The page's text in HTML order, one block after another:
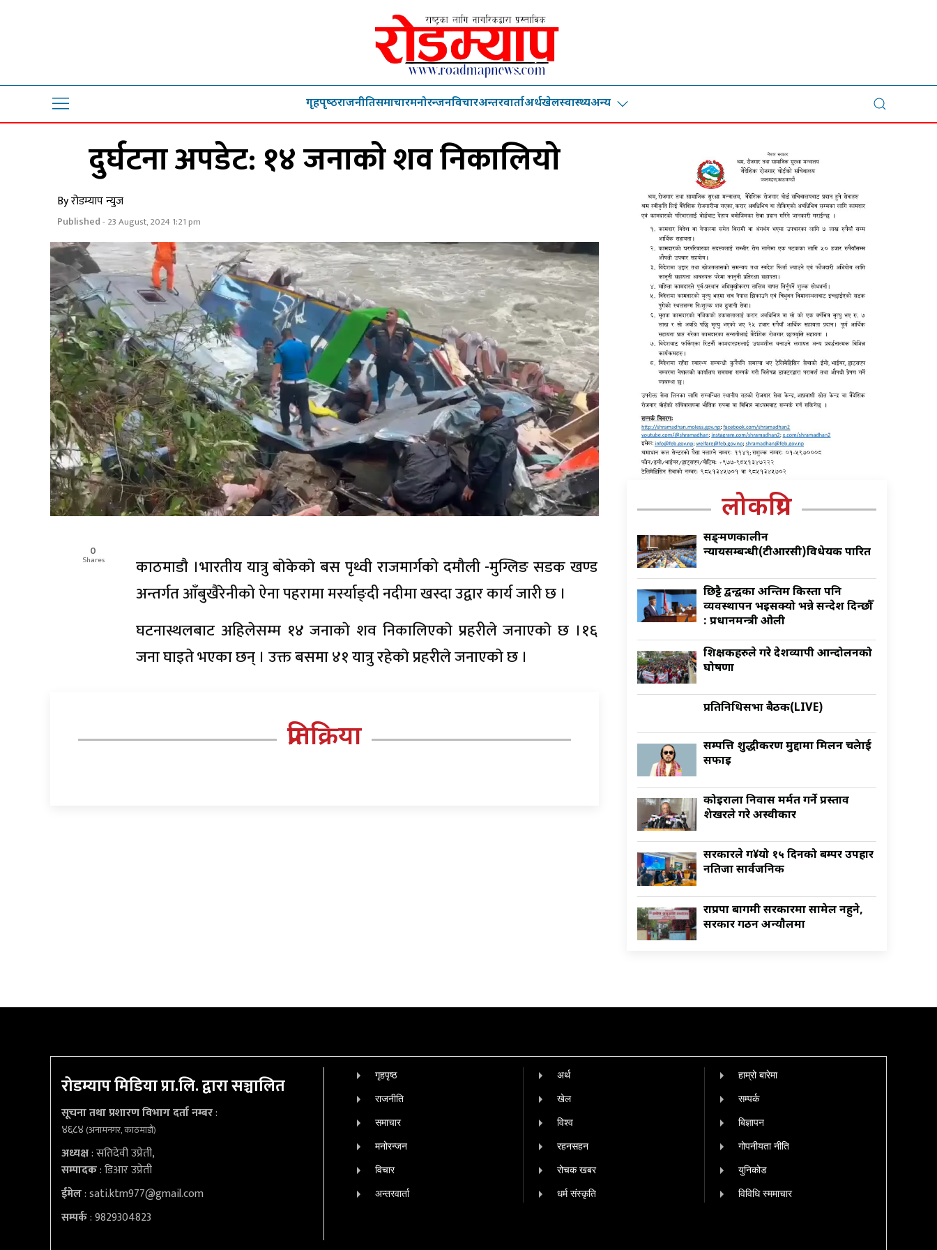
गृहपृष्‍ठराजनीतिसमाचारमनोरन्जनविचारअन्तरवार्ताअर्थखेलस्वास्थ्यअन्य
दुर्घटना अपडेट: १४ जनाकाे शव निकालियाे
By रोडम्याप न्युज
Published- 23 August, 2024 1:21 pm
0
Shares
काठमाडाै ।भारतीय यात्रु बाेकेकाे बस पृथ्वी राजमार्गको दमौली -मुग्लिङ सडक खण्ड
अन्तर्गत आँबुखैरेनीको ऐना पहरामा मर्स्याङ्दी नदीमा खस्दा उद्वार कार्य जारी छ ।
घटनास्थलबाट अहिलेसम्म १४ जनाकाे शव निकालिएकाे प्रहरीले जनाएकाे छ ।१६
जना घाइते भएका छन् । उक्त बसमा ४१ यात्रु रहेकाे प्रहरीले जनाएकाे छ ।
प्रतिक्रिया
लोकप्रिय
सङ्क्रमणकालीन
न्यायसम्बन्धी(टीआरसी)विधेयक पारित
छिट्टै द्वन्द्वका अन्तिम किस्ता पनि
व्यवस्थापन भइसक्यो भन्ने सन्देश दिन्छौँ
: प्रधानमन्त्री ओली
शिक्षकहरुले गरे देशव्यापी आन्दोलनको
घोषणा
प्रतिनिधिसभा बैठक(LIVE)
सम्पत्ति शुद्धीकरण मुद्दामा मिलन चक्रेलाई
सफाइ
कोइराला निवास मर्मत गर्ने प्रस्ताव
शेखरले गरे अस्वीकार
सरकारले ग¥यो १५ दिनको बम्पर उपहार
नतिजा सार्वजनिक
राप्रपा बागमी सरकारमा सामेल नहुने,
सरकार गठन अन्याैलमा
रोडम्याप मिडिया प्रा.लि. द्वारा सञ्चालित
सूचना तथा प्रशारण विभाग दर्ता नम्बर:
४६८४(अनामनगर, काठमाडौं)
अध्यक्ष: सतिदेवी उप्रेती,
सम्पादक: डिआर उप्रेती
ईमेल:sati.ktm977@gmail.com
सम्पर्क: 9829304823
गृहपृष्‍ठ
राजनीति
समाचार
मनोरन्जन
विचार
अन्तरवार्ता
अर्थ
खेल
विश्व
रहनसहन
रोचक खबर
धर्म संस्कृति
हाम्रो बारेमा
सम्पर्क
बिज्ञापन
गोपनीयता नीति
युनिकोड
विविधि स्ममाचार